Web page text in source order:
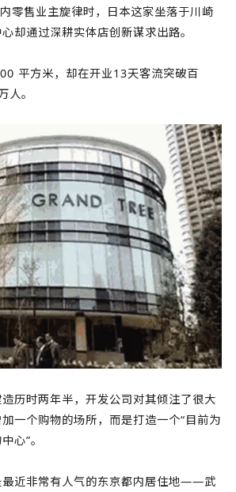
零售业主旋律时，日本这家坐落于川崎
却通过深耕实体店创新谋求出路。
平方米，却在开业13天客流突破百
人。
历时两年半，开发公司对其倾注了很大
一个购物的场所，而是打造一个“目前为
心”。
最近非常有人气的东京都内居住地——武